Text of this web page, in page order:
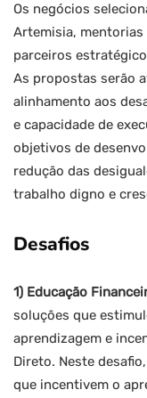
Os negócios
Artemisia, mentorias
parceiros
As propostas serão
alinhamento aos
e capacidade de
objetivos de
redução das
trabalho digno e
Desafios
1) Educação
soluções que
aprendizagem e
Direto. Neste
que incentivem o